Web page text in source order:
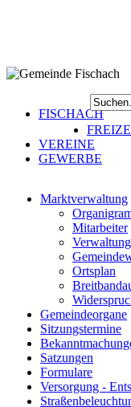
FISCHACH
VEREINE
GEWERBE
Marktverwaltung
Mitarbeiter
Ortsplan
Gemeindeorgane
Sitzungstermine
Satzungen
Formulare
Versorgung -